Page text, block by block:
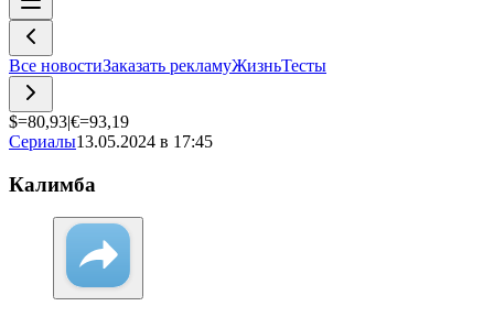
Все новостиЗаказать рекламуЖизньТесты
$=80,93|€=93,19
Сериалы13.05.2024 в 17:45
Калимба